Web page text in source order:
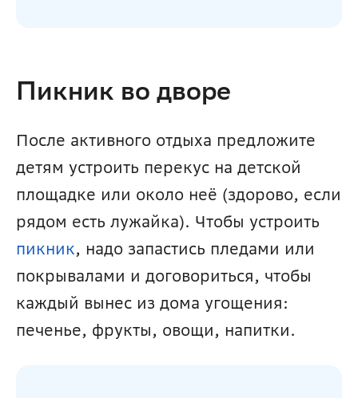
Пикник во дворе
После активного отдыха предложите
детям устроить перекус на детской
площадке или около неё (здорово, если
пикник, надо запастись пледами или
покрывалами и договориться, чтобы
каждый вынес из дома угощения:
печенье, фрукты, овощи, напитки.